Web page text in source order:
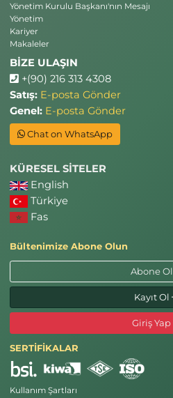
Yönetim Kurulu Başkanı'nın Mesajı
Yönetim
Kariyer
Makaleler
BİZE ULAŞIN
+(90) 216 313 4308
Satış: E-posta Gönder
Genel: E-posta Gönder
Chat on WhatsApp
KÜRESEL SİTELER
English
Türkiye
Fas
Bültenimize Abone Olun
Abone Ol
Kayıt Ol
Giriş Yap
SERTİFİKALAR
Kullanım Şartları